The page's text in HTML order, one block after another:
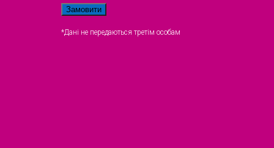
*Дані не передаються третім особам